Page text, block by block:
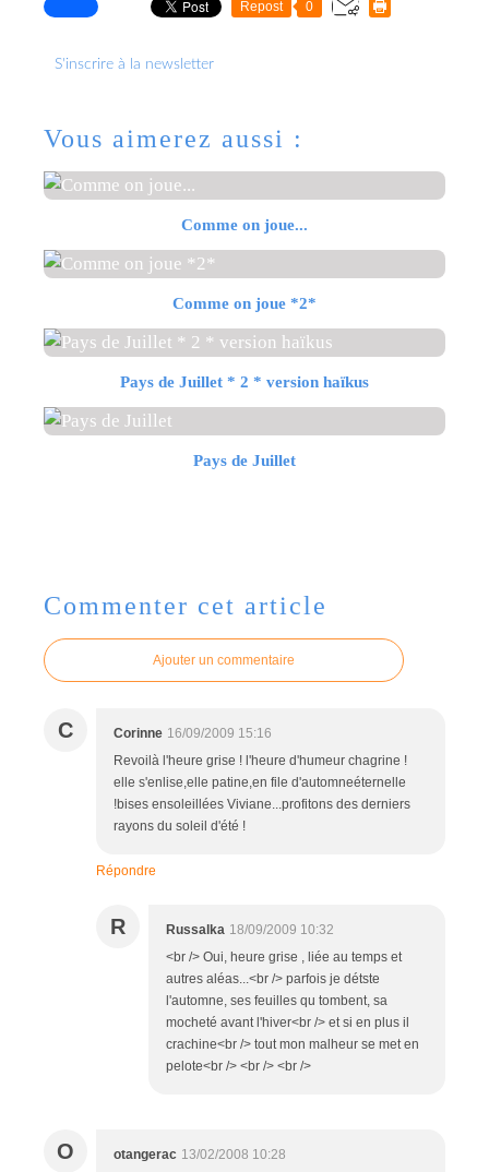
Repost 0
S'inscrire à la newsletter
Vous aimerez aussi :
Comme on joue...
Comme on joue *2*
Pays de Juillet * 2 * version haïkus
Pays de Juillet
Commenter cet article
Ajouter un commentaire
C Corinne 16/09/2009 15:16
Revoilà l'heure grise ! l'heure d'humeur chagrine !
elle s'enlise,elle patine,en file d'automneéternelle
!bises ensoleillées Viviane...profitons des derniers
rayons du soleil d'été !
Répondre
R Russalka 18/09/2009 10:32
<br /> Oui, heure grise , liée au temps et
autres aléas...<br /> parfois je détste
l'automne, ses feuilles qu tombent, sa
mocheté avant l'hiver<br /> et si en plus il
crachine<br /> tout mon malheur se met en
pelote<br /> <br /> <br />
O otangerac 13/02/2008 10:28